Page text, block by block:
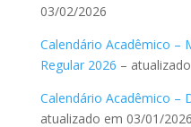
03/02/2026
Calendário Acadêmico –
Regular 2026 –
Calendário Acadêmico –
atualizado em 03/01/2026